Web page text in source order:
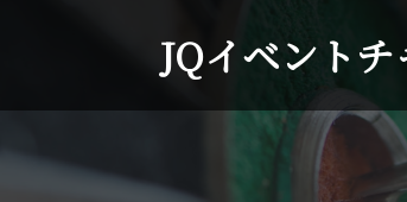
JQイベント